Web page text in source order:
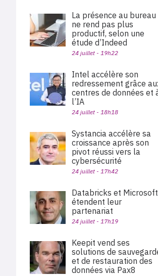
La présence au bureau
ne rend pas plus
productif, selon une
étude d’Indeed
24 juillet - 19h22
Intel accélère son
redressement grâce
centres de données et
l’IA
24 juillet - 18h18
Systancia accélère sa
croissance après son
pivot réussi vers la
cybersécurité
24 juillet - 17h42
Databricks et Microsoft
étendent leur
partenariat
24 juillet - 17h19
Keepit vend ses
solutions de
et de restauration des
données via Pax8